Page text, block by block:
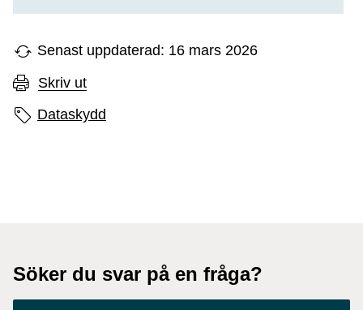
Senast uppdaterad: 16 mars 2026
Skriv ut
Sidans etiketter
Dataskydd
Söker du svar på en fråga?